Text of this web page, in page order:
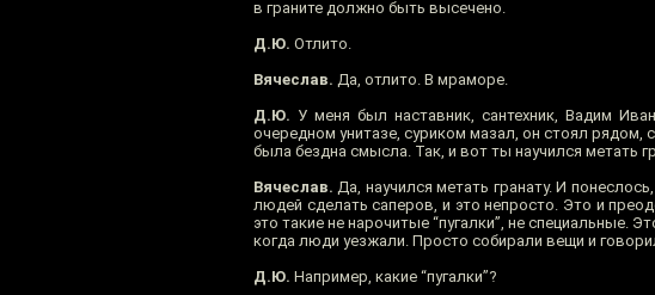
в граните должно быть высечено.
Д.Ю. Отлито.
Вячеслав. Да, отлито. В мраморе.
Д.Ю. У меня был наставник, сантехник, Вадим
очередном унитазе, суриком мазал, он стоял
была бездна смысла. Так, и вот ты научился метать
Вячеслав. Да, научился метать гранату. И
людей сделать саперов, и это непросто. Это и
это такие не нарочитые “пугалки”, не специальные.
когда люди уезжали. Просто собирали вещи и
Д.Ю. Например, какие “пугалки”?